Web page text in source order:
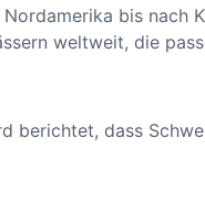
bis nach
weltweit, die